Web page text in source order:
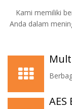
Kami memiliki
Anda dalam